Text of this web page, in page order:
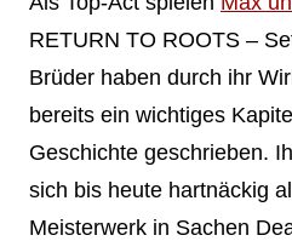
RETURN TO ROOTS –
Brüder haben durch ihr
bereits ein wichtiges
Geschichte geschrieben.
sich bis heute hartnäckig
Meisterwerk in Sachen